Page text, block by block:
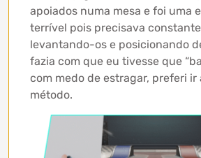
apoiados numa mesa e foi uma
terrível pois precisava
levantando-os e posicionando
fazia com que eu tivesse que
com medo de estragar, preferi ir
método.